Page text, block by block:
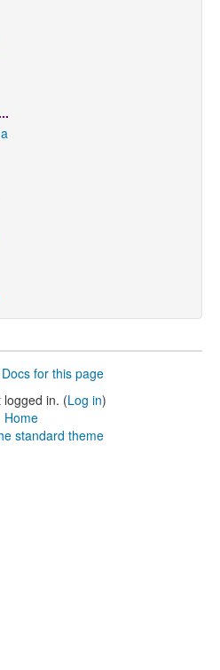
for this page
logged in. (Log in)
Home
standard theme